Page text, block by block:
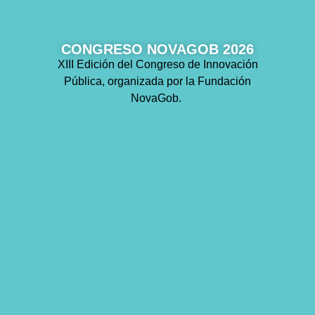
CONGRESO NOVAGOB 2026
XIII Edición del Congreso de Innovación
Pública, organizada por la Fundación
NovaGob.